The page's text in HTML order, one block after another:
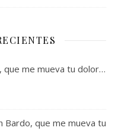
que me mueva tu dolor…
Bardo, que me mueva tu